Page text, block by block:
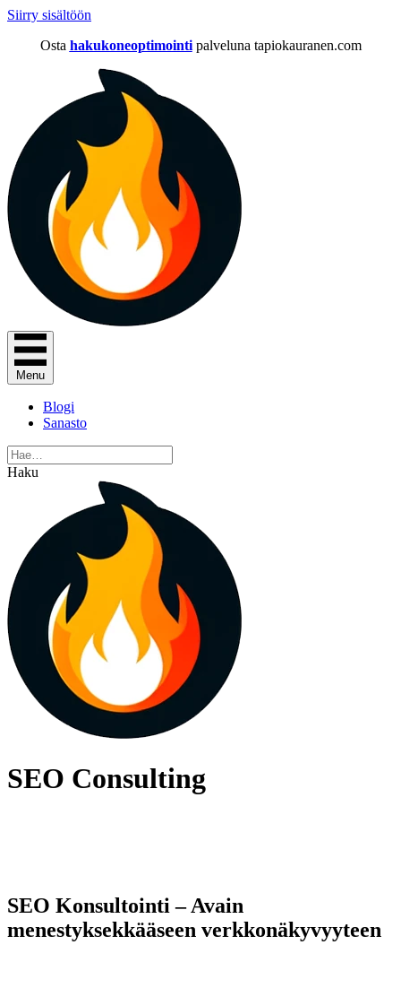
Siirry sisältöön
Osta hakukoneoptimointi palveluna tapiokauranen.com
Menu
Blogi
Sanasto
Haku
SEO Consulting
SEO Konsultointi – Avain
menestyksekkääseen verkkonäkyvyyteen